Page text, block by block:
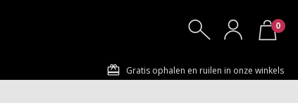
0
Gratis ophalen en ruilen in onze winkels